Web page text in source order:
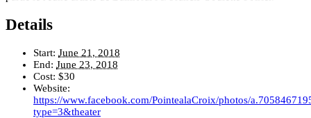
Details
Start: June 21, 2018
End: June 23, 2018
Cost: $30
Website:
https://www.facebook.com/PointealaCroix/photos/
type=3&theater